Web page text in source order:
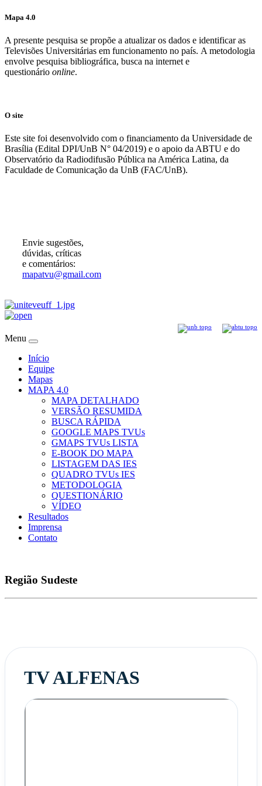
Mapa 4.0
A presente pesquisa se propõe a atualizar os dados e identificar as
Televisões Universitárias em funcionamento no país. A metodologia
envolve pesquisa bibliográfica, busca na internet e
questionário online.
O site
Este site foi desenvolvido com o financiamento da Universidade de
Brasília (Edital DPI/UnB N° 04/2019) e o apoio da ABTU e do
Observatório da Radiodifusão Pública na América Latina, da
Faculdade de Comunicação da UnB (FAC/UnB).
Envie sugestões,
dúvidas, críticas
e comentários:
mapatvu@gmail.com
Menu
Início
Equipe
Mapas
MAPA 4.0
MAPA DETALHADO
VERSÃO RESUMIDA
BUSCA RÁPIDA
GOOGLE MAPS TVUs
GMAPS TVUs LISTA
E-BOOK DO MAPA
LISTAGEM DAS IES
QUADRO TVUs IES
METODOLOGIA
QUESTIONÁRIO
VÍDEO
Resultados
Imprensa
Contato
Região Sudeste
TV ALFENAS